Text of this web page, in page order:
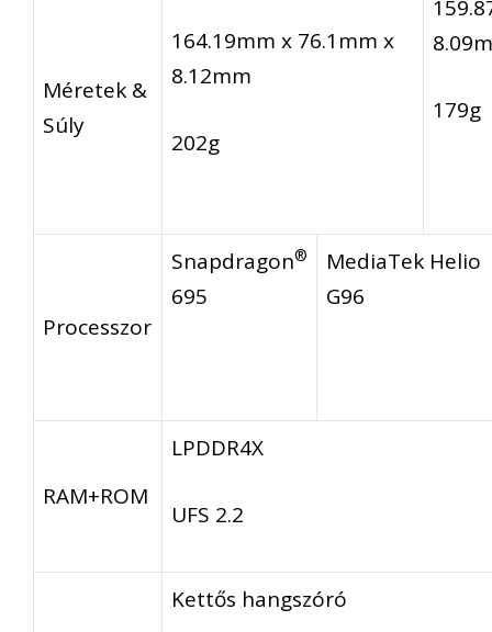
Méretek &
Súly
164.19mm x 76.1mm x
8.12mm
202g
179g
Processzor
Snapdragon®
695
MediaTek Helio
G96
RAM+ROM
LPDDR4X
UFS 2.2
Kettős hangszóró